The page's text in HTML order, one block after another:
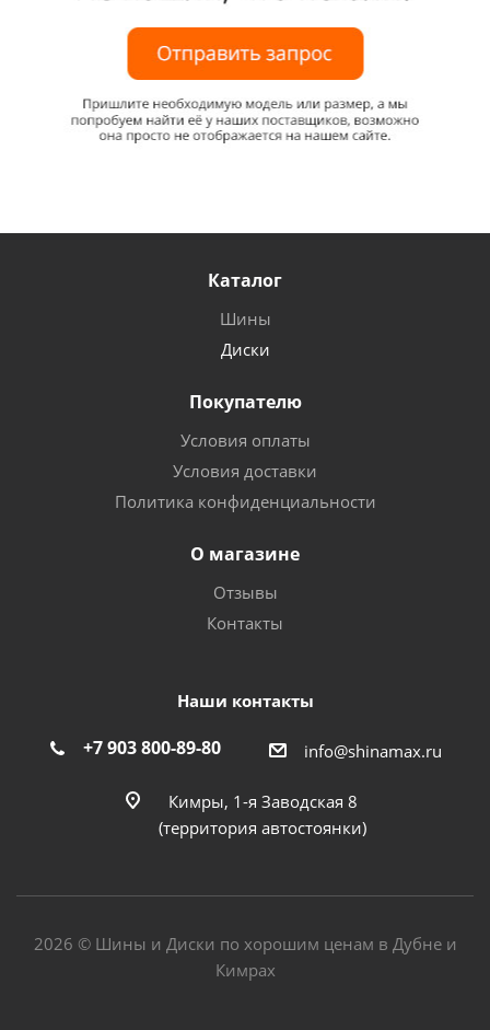
Каталог
Шины
Диски
Покупателю
Условия оплаты
Условия доставки
Политика конфиденциальности
О магазине
Отзывы
Контакты
Наши контакты
+7 903 800-89-80 info@shinamax.ru
Кимры, 1-я Заводская 8
(территория автостоянки)
2026 © Шины и Диски по хорошим ценам в Дубне и
Кимрах